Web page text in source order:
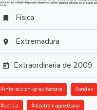
 Física
 Extremadura
 Extraordinaria de 2009
#interaccion-gravitatoria #ondas
#optica #electromagnetismo